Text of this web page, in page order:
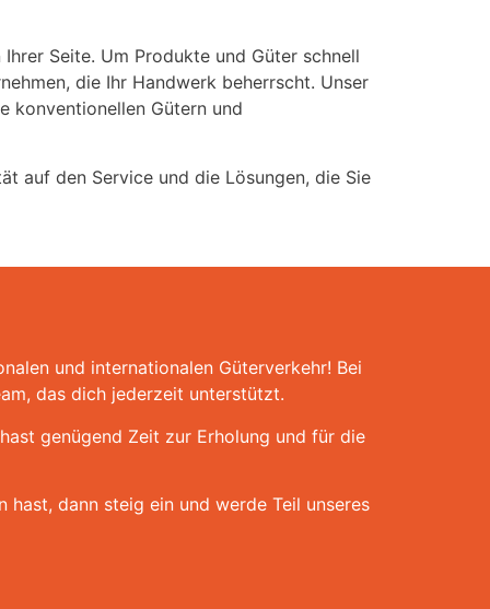
Seite. Um Produkte und Güter schnell
die Ihr Handwerk beherrscht. Unser
konventionellen Gütern und
auf den Service und die Lösungen, die Sie
und internationalen Güterverkehr! Bei
das dich jederzeit unterstützt.
genügend Zeit zur Erholung und für die
dann steig ein und werde Teil unseres